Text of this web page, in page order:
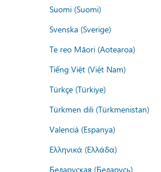
Suomi (Suomi)
Svenska (Sverige)
Te reo Māori (Aotearoa)
Tiếng Việt (Việt Nam)
Türkçe (Türkiye)
Türkmen dili (Türkmenistan)
Valencià (Espanya)
Ελληνικά (Ελλάδα)
Беларуская (Беларусь)